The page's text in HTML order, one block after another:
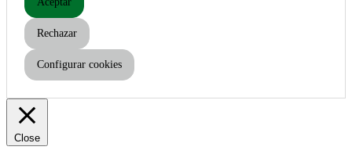
Rechazar
Configurar cookies
Close